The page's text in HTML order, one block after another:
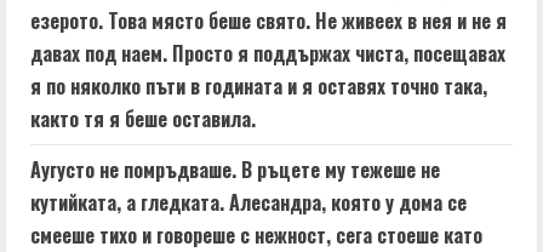
езерото. Това място беше свято. Не живеех в нея и не я
давах под наем. Просто я поддържах чиста, посещавах
я по няколко пъти в годината и я оставях точно така,
както тя я беше оставила.
Аугусто не помръдваше. В ръцете му тежеше не
кутийката, а гледката. Алесандра, която у дома се
смееше тихо и говореше с нежност, сега стоеше като